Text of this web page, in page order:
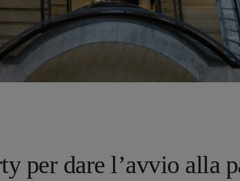
per dare l’avvio alla